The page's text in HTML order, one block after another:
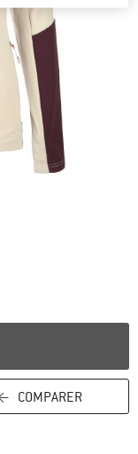
COMPARER